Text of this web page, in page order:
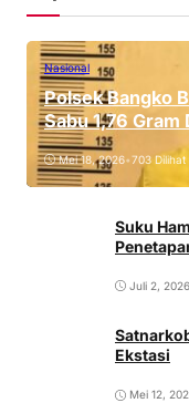
Nasional
Polsek Bangko
Sabu 1,76 Gram
Mei 18, 2026•703 Dilihat
Suku
Juli 2, 2026
Ekstasi
Mei 12,